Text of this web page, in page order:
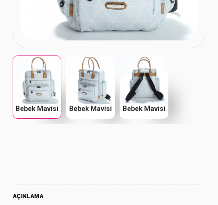
Bebek Mavisi Bebek Mavisi Bebek Mavisi
AÇIKLAMA